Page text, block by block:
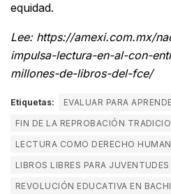
equidad.
Lee: https://amexi.com.mx/
impulsa-lectura-en-al-con-
millones-de-libros-del-fce/
Etiquetas:
EVALUAR PARA
FIN DE LA REPROBACIÓN
LECTURA COMO DERECHO
LIBROS LIBRES PARA JUVENTUDES
REVOLUCIÓN EDUCATIVA EN